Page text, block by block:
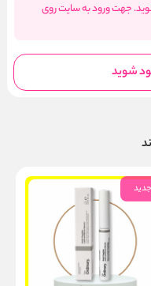
جهت ورود به سایت روی
شوید
جدید